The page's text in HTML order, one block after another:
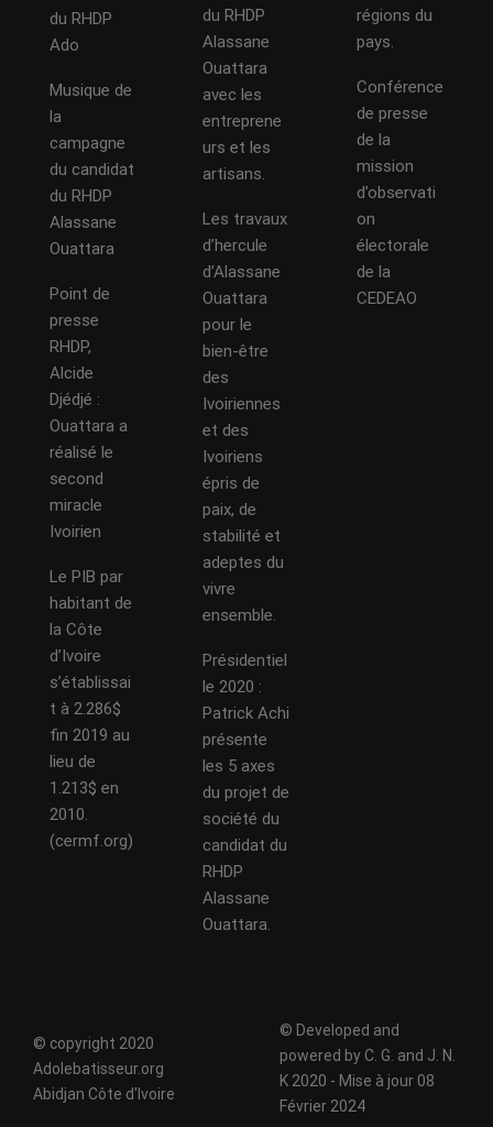
du RHDP
Ado
Musique de
la
campagne
du candidat
du RHDP
Alassane
Ouattara
Point de
presse
RHDP,
Alcide
Djédjé :
Ouattara a
réalisé le
second
miracle
Ivoirien
Le PIB par
habitant de
la Côte
d’Ivoire
s’établissai
t à 2.286$
fin 2019 au
lieu de
1.213$ en
2010.
(cermf.org)
du RHDP
Alassane
Ouattara
avec les
entreprene
urs et les
artisans.
Les travaux
d’hercule
d’Alassane
Ouattara
pour le
bien-être
des
Ivoiriennes
et des
Ivoiriens
épris de
paix, de
stabilité et
adeptes du
vivre
ensemble.
Présidentiel
le 2020 :
Patrick Achi
présente
les 5 axes
du projet de
société du
candidat du
RHDP
Alassane
Ouattara.
régions du
pays.
Conférence
de presse
de la
mission
d’observati
on
électorale
de la
CEDEAO
© copyright 2020
Adolebatisseur.org
Abidjan Côte d'Ivoire
© Developed and
powered by C. G. and J. N.
K 2020 - Mise à jour 08
Février 2024